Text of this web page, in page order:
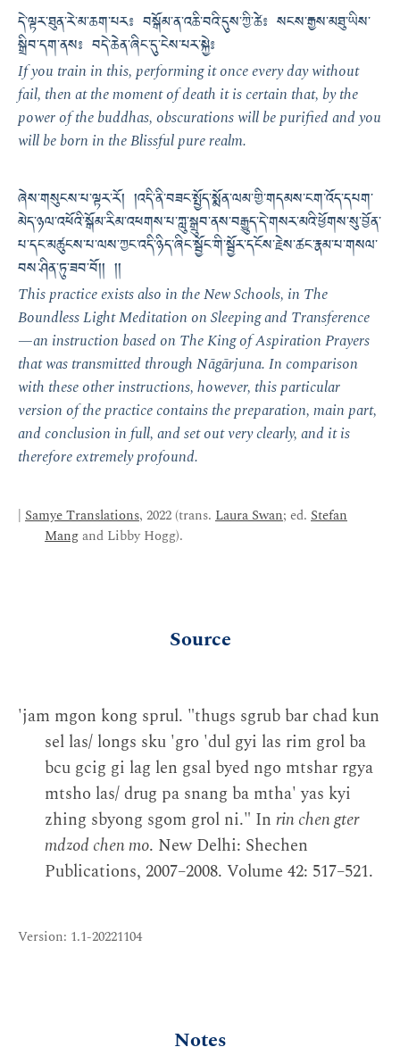
དེ་ལྟར་ཐུན་རེ་མ་ཆག་པར༔ བསྒོམ་ན་འཆི་བའི་དུས་ཀྱི་ཚེ༔ སངས་རྒྱས་མཐུ་ཡིས་
སྒྲིབ་དག་ནས༔ བདེ་ཆེན་ཞིང་དུ་ངེས་པར་སྐྱེ༔
If you train in this, performing it once every day without
fail, then at the moment of death it is certain that, by the
power of the buddhas, obscurations will be purified and you
will be born in the Blissful pure realm.
ཞེས་གསུངས་པ་ལྟར་རོ། །འདི་ནི་བཟང་སྤྱོད་སྨོན་ལམ་གྱི་གདམས་ངག་འོད་དཔག་
མེད་ཉལ་འཕོའི་སྒོམ་རིམ་འཕགས་པ་ཀླུ་སྒྲུབ་ནས་བརྒྱུད་དེ་གསར་མའི་ཕྱོགས་སུ་བྱོན་
པ་དང་མཚུངས་པ་ལས་ཀྱང་འདི་ཉིད་ཞིང་སྦྱོང་གི་སྦྱོར་དངོས་རྗེས་ཚང་རྣམ་པ་གསལ་
བས་ཤིན་ཏུ་ཟབ་བོ།། །།
This practice exists also in the New Schools, inThe
Boundless Light Meditation on Sleeping and Transference
—an instruction based onThe King of Aspiration Prayers
that was transmitted through Nāgārjuna. In comparison
with these other instructions, however, this particular
version of the practice contains the preparation, main part,
and conclusion in full, and set out very clearly, and it is
therefore extremely profound.
| Samye Translations, 2022 (trans. Laura Swan; ed. Stefan
Mangand Libby Hogg).
Source
'jam mgon kong sprul. "thugs sgrub bar chad kun
sel las/ longs sku 'gro 'dul gyi las rim grol ba
bcu gcig gi lag len gsal byed ngo mtshar rgya
mtsho las/ drug pa snang ba mtha' yas kyi
zhing sbyong sgom grol ni." In rin chen gter
mdzod chen mo. New Delhi: Shechen
Publications, 2007–2008. Volume 42: 517–521.
Version: 1.1-20221104
Notes